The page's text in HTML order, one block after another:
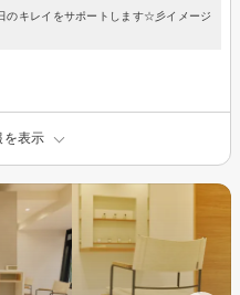
のキレイをサポートします☆彡イメージ
を表示